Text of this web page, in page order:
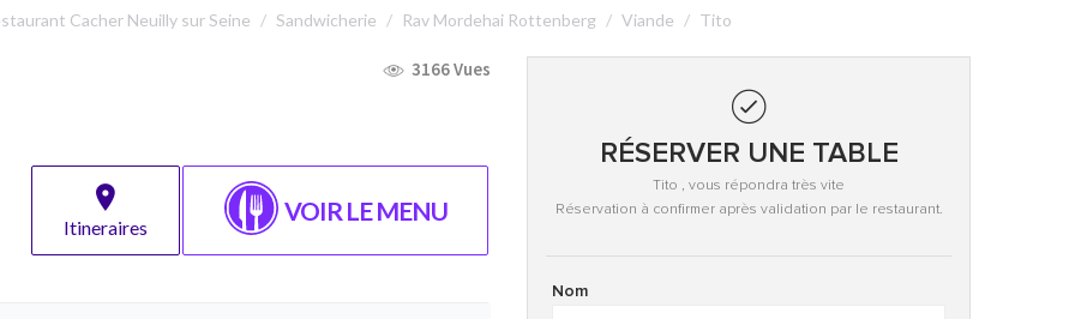
Cacher Neuilly sur Seine Sandwicherie Rav Mordehai Rottenberg Viande Tito
3166 Vues
Itineraires
VOIR LE MENU
RÉSERVER UNE TABLE
Tito , vous répondra très vite
Réservation à confirmer après validation par le restaurant.
Nom